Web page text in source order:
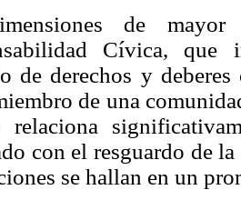
de
Cívica, que
de derechos y
de una
relaciona
con el resguardo de
se hallan en un